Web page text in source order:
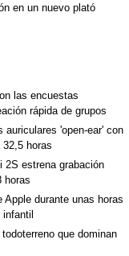
en un nuevo plató
las encuestas
rápida de grupos
'open-ear' con
horas
2S estrena grabación
horas
Apple durante unas horas
infantil
que dominan